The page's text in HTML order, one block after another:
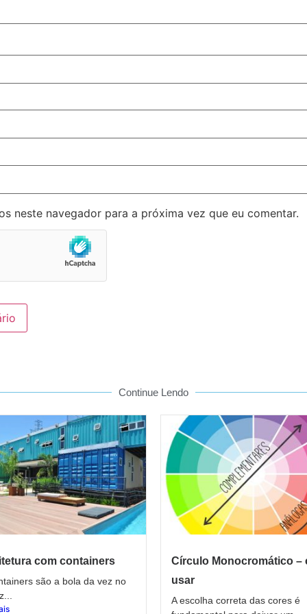
neste navegador para a próxima vez que eu comentar.
Continue Lendo
com containers
são a bola da vez no
Círculo Monocromático –
usar
A escolha correta das cores é